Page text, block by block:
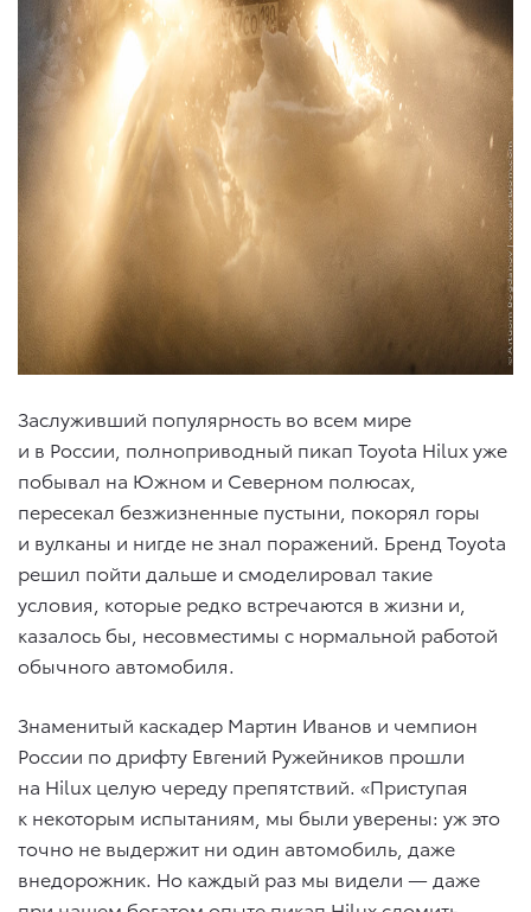
Заслуживший популярность во всем мире
и в России, полноприводный пикап Toyota Hilux уже
побывал на Южном и Северном полюсах,
пересекал безжизненные пустыни, покорял горы
и вулканы и нигде не знал поражений. Бренд Toyota
решил пойти дальше и смоделировал такие
условия, которые редко встречаются в жизни и,
казалось бы, несовместимы с нормальной работой
обычного автомобиля.
Знаменитый каскадер Мартин Иванов и чемпион
России по дрифту Евгений Ружейников прошли
на Hilux целую череду препятствий. «Приступая
к некоторым испытаниям, мы были уверены: уж это
точно не выдержит ни один автомобиль, даже
внедорожник. Но каждый раз мы видели — даже